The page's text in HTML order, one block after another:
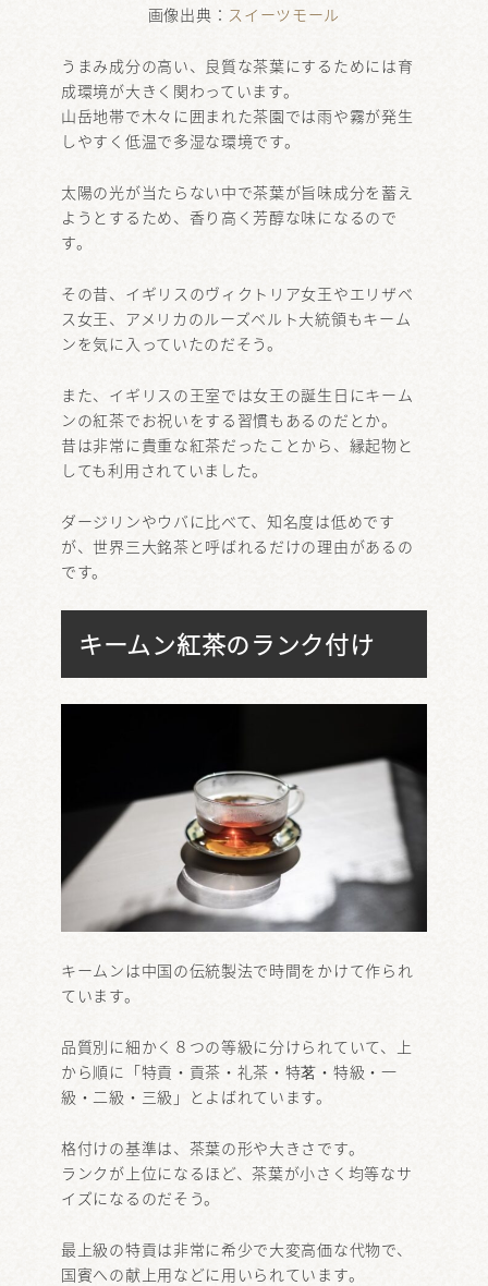
画像出典： スイーツモール
うまみ成分の高い、良質な茶葉にするためには育
成環境が大きく関わっています。
山岳地帯で木々に囲まれた茶園では雨や霧が発生
しやすく低温で多湿な環境です。
太陽の光が当たらない中で茶葉が旨味成分を蓄え
ようとするため、香り高く芳醇な味になるので
す。
その昔、イギリスのヴィクトリア女王やエリザベ
ス女王、アメリカのルーズベルト大統領もキーム
ンを気に入っていたのだそう。
また、イギリスの王室では女王の誕生日にキーム
ンの紅茶でお祝いをする習慣もあるのだとか。
昔は非常に貴重な紅茶だったことから、縁起物と
しても利用されていました。
ダージリンやウバに比べて、知名度は低めです
が、世界三大銘茶と呼ばれるだけの理由があるの
です。
キームン紅茶のランク付け
キームンは中国の伝統製法で時間をかけて作られ
ています。
品質別に細かく８つの等級に分けられていて、上
から順に「特貢・貢茶・礼茶・特茗・特級・一
級・二級・三級」とよばれています。
格付けの基準は、茶葉の形や大きさです。
ランクが上位になるほど、茶葉が小さく均等なサ
イズになるのだそう。
最上級の特貢は非常に希少で大変高価な代物で、
国賓への献上用などに用いられています。